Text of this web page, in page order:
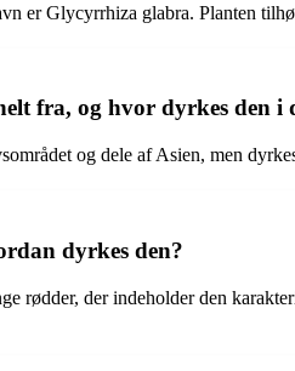
er Glycyrrhiza glabra. Planten
fra, og hvor dyrkes den i
og dele af Asien, men
dyrkes den?
rødder, der indeholder den